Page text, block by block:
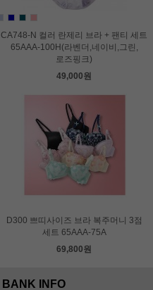
CA748-N 컬러 란제리 브라 + 팬티 세트
65AAA-100H(라벤더,네이비,그린,
로즈핑크)
49,000원
D300 쁘띠사이즈 브라 복주머니 3점
세트 65AAA-75A
69,800원
BANK INFO